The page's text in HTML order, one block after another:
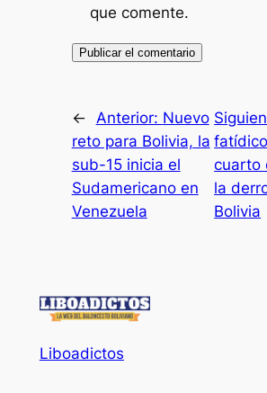
que comente.
← Anterior: Nuevo
reto para Bolivia, la
sub-15 inicia el
Sudamericano en
Venezuela
cuarto
la
Bolivia
Liboadictos